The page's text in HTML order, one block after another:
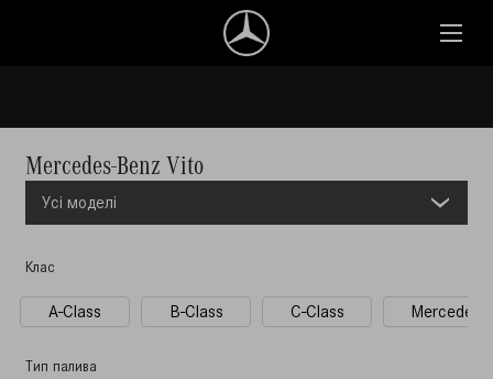
Mercedes-Benz Vito
Уci моделi
Клас
A-Class B-Class C-Class Mercedes-
Тип палива